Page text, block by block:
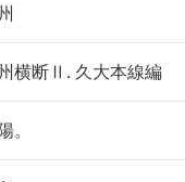
横断Ⅱ. 久大本線編
。